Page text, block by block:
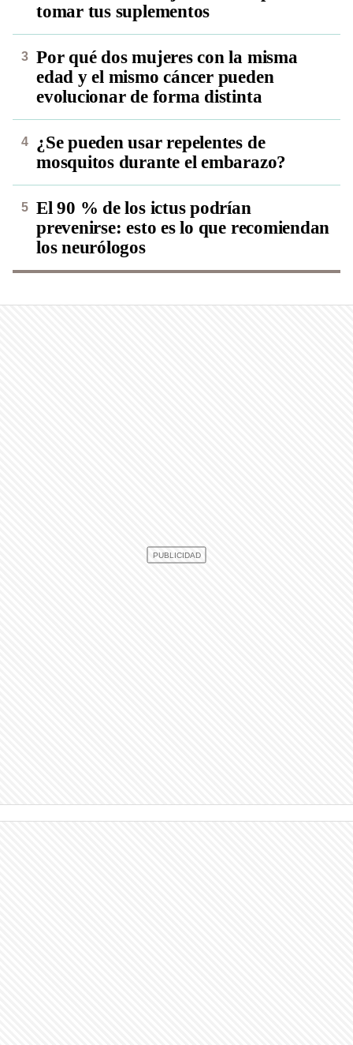
tomar tus suplementos
Por qué dos mujeres con la misma
edad y el mismo cáncer pueden
evolucionar de forma distinta
¿Se pueden usar repelentes de
mosquitos durante el embarazo?
El 90 % de los ictus podrían
prevenirse: esto es lo que recomiendan
los neurólogos